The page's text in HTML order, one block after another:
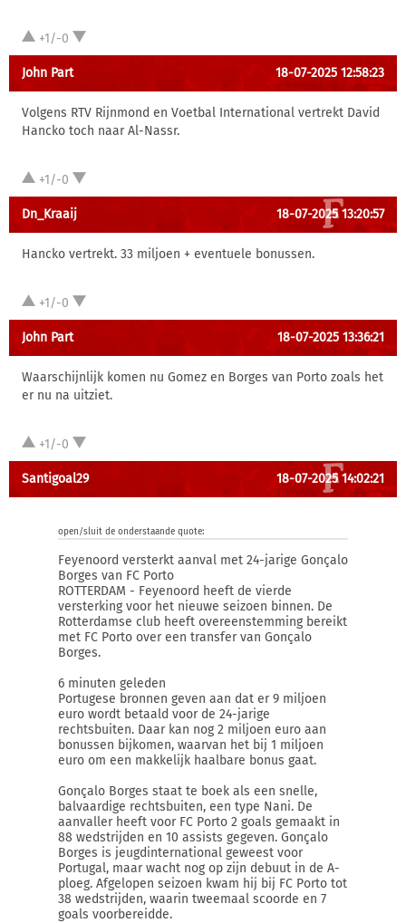
+1/-0
John Part 18-07-2025 12:58:23
Volgens RTV Rijnmond en Voetbal International vertrekt David
Hancko toch naar Al-Nassr.
+1/-0
Dn_Kraaij 18-07-2025 13:20:57
Hancko vertrekt. 33 miljoen + eventuele bonussen.
+1/-0
John Part 18-07-2025 13:36:21
Waarschijnlijk komen nu Gomez en Borges van Porto zoals het
er nu na uitziet.
+1/-0
Santigoal29 18-07-2025 14:02:21
open/sluit de onderstaande quote:
Feyenoord versterkt aanval met 24-jarige Gonçalo
Borges van FC Porto
ROTTERDAM - Feyenoord heeft de vierde
versterking voor het nieuwe seizoen binnen. De
Rotterdamse club heeft overeenstemming bereikt
met FC Porto over een transfer van Gonçalo
Borges.
6 minuten geleden
Portugese bronnen geven aan dat er 9 miljoen
euro wordt betaald voor de 24-jarige
rechtsbuiten. Daar kan nog 2 miljoen euro aan
bonussen bijkomen, waarvan het bij 1 miljoen
euro om een makkelijk haalbare bonus gaat.
Gonçalo Borges staat te boek als een snelle,
balvaardige rechtsbuiten, een type Nani. De
aanvaller heeft voor FC Porto 2 goals gemaakt in
88 wedstrijden en 10 assists gegeven. Gonçalo
Borges is jeugdinternational geweest voor
Portugal, maar wacht nog op zijn debuut in de A-
ploeg. Afgelopen seizoen kwam hij bij FC Porto tot
38 wedstrijden, waarin tweemaal scoorde en 7
goals voorbereidde.